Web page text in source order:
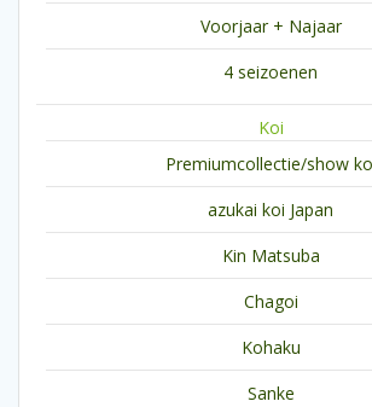
Voorjaar + Najaar
4 seizoenen
Koi
Premiumcollectie/show
azukai koi Japan
Kin Matsuba
Chagoi
Kohaku
Sanke